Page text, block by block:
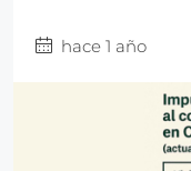
hace 1 año